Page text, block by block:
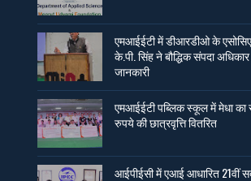
एमआईईटी में डीआरडीओ के
के.पी. सिंह ने बौद्धिक संपदा
जानकारी
एमआईईटी पब्लिक स्कूल में मेधा का
रुपये की छात्रवृत्ति वितरित
आईपीईसी में एआई आधारित 21वीं